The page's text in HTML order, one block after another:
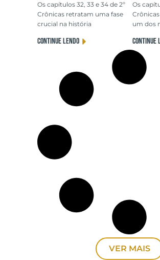
Os capítulos 32, 33 e 34 de 2º
Crônicas retratam uma fase
crucial na história
CONTINUE LENDO
Os
um dos
CONTINUE
VER MAIS